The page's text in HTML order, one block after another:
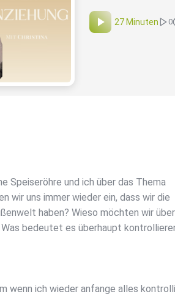
27 Minuten 0
Speiseröhre und ich über das Thema
wir uns immer wieder ein, dass wir die
haben? Wieso möchten wir
bedeutet es überhaupt
wenn ich wieder anfange alles